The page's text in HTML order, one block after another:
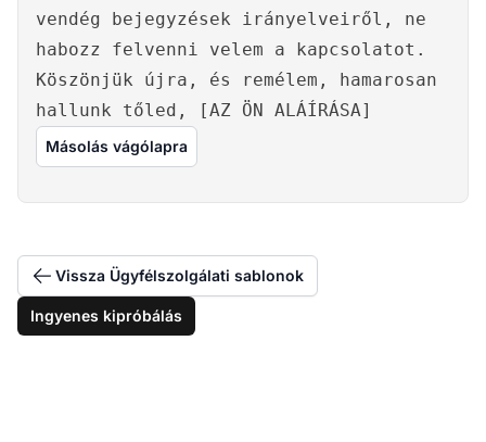
vendég bejegyzések irányelveiről, ne
habozz felvenni velem a kapcsolatot.
Köszönjük újra, és remélem, hamarosan
hallunk tőled, [AZ ÖN ALÁÍRÁSA]
Másolás vágólapra
Vissza Ügyfélszolgálati sablonok
Ingyenes kipróbálás